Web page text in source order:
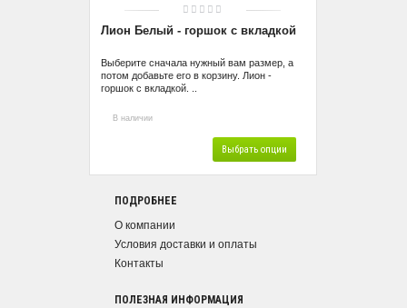
Лион Белый - горшок с вкладкой
Выберите сначала нужный вам размер, а
потом добавьте его в корзину. Лион -
горшок с вкладкой. ..
В наличии
Выбрать опции
ПОДРОБНЕЕ
О компании
Условия доставки и оплаты
Контакты
ПОЛЕЗНАЯ ИНФОРМАЦИЯ